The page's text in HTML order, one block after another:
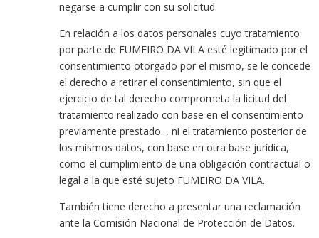
negarse a cumplir con su solicitud.
En relación a los datos personales cuyo tratamiento
por parte de FUMEIRO DA VILA esté legitimado por el
consentimiento otorgado por el mismo, se le concede
el derecho a retirar el consentimiento, sin que el
ejercicio de tal derecho comprometa la licitud del
tratamiento realizado con base en el consentimiento
previamente prestado. , ni el tratamiento posterior de
los mismos datos, con base en otra base jurídica,
como el cumplimiento de una obligación contractual o
legal a la que esté sujeto FUMEIRO DA VILA.
También tiene derecho a presentar una reclamación
ante la Comisión Nacional de Protección de Datos.